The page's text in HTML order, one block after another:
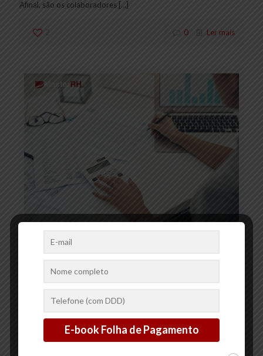
Afinal, são os colaboradores […]
2 0 Ler mais
20/01/2025
Por Que Terceirizar a Folha
de Pagamento é uma
Decisão Inteligente para as
Empresas
A folha de pagamento é uma das obrigações mais importantes e